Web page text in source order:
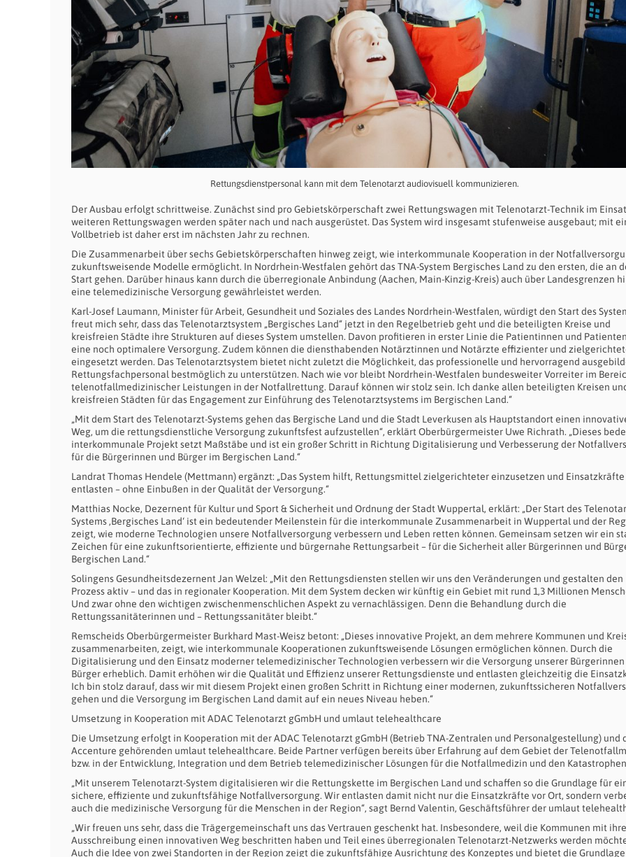
Rettungsdienstpersonal kann mit dem Telenotarzt audiovisuell kommunizieren.
Der Ausbau erfolgt schrittweise. Zunächst sind pro Gebietskörperschaft zwei Rettungswagen mit Telenotarzt-Technik im
weiteren Rettungswagen werden später nach und nach ausgerüstet. Das System wird insgesamt stufenweise ausgebaut; mit
Vollbetrieb ist daher erst im nächsten Jahr zu rechnen.
Die Zusammenarbeit über sechs Gebietskörperschaften hinweg zeigt, wie interkommunale Kooperation in der
zukunftsweisende Modelle ermöglicht. In Nordrhein-Westfalen gehört das TNA-System Bergisches Land zu den ersten, die an
Start gehen. Darüber hinaus kann durch die überregionale Anbindung (Aachen, Main-Kinzig-Kreis) auch über Landesgrenzen
eine telemedizinische Versorgung gewährleistet werden.
Karl-Josef Laumann, Minister für Arbeit, Gesundheit und Soziales des Landes Nordrhein-Westfalen, würdigt den Start des
freut mich sehr, dass das Telenotarztsystem „Bergisches Land“ jetzt in den Regelbetrieb geht und die beteiligten Kreise und
kreisfreien Städte ihre Strukturen auf dieses System umstellen. Davon profitieren in erster Linie die Patientinnen und
eine noch optimalere Versorgung. Zudem können die diensthabenden Notärztinnen und Notärzte effizienter und
eingesetzt werden. Das Telenotarztsystem bietet nicht zuletzt die Möglichkeit, das professionelle und hervorragend
Rettungsfachpersonal bestmöglich zu unterstützen. Nach wie vor bleibt Nordrhein-Westfalen bundesweiter Vorreiter im
telenotfallmedizinischer Leistungen in der Notfallrettung. Darauf können wir stolz sein. Ich danke allen beteiligten Kreisen
kreisfreien Städten für das Engagement zur Einführung des Telenotarztsystems im Bergischen Land.“
„Mit dem Start des Telenotarzt-Systems gehen das Bergische Land und die Stadt Leverkusen als Hauptstandort einen
Weg, um die rettungsdienstliche Versorgung zukunftsfest aufzustellen“, erklärt Oberbürgermeister Uwe Richrath. „Dieses
interkommunale Projekt setzt Maßstäbe und ist ein großer Schritt in Richtung Digitalisierung und Verbesserung der
für die Bürgerinnen und Bürger im Bergischen Land.“
Landrat Thomas Hendele (Mettmann) ergänzt: „Das System hilft, Rettungsmittel zielgerichteter einzusetzen und Einsatzkräfte
entlasten – ohne Einbußen in der Qualität der Versorgung.“
Matthias Nocke, Dezernent für Kultur und Sport & Sicherheit und Ordnung der Stadt Wuppertal, erklärt: „Der Start des
Systems ‚Bergisches Land‘ ist ein bedeutender Meilenstein für die interkommunale Zusammenarbeit in Wuppertal und der
zeigt, wie moderne Technologien unsere Notfallversorgung verbessern und Leben retten können. Gemeinsam setzen wir ein
Zeichen für eine zukunftsorientierte, effiziente und bürgernahe Rettungsarbeit – für die Sicherheit aller Bürgerinnen und
Bergischen Land.“
Solingens Gesundheitsdezernent Jan Welzel: „Mit den Rettungsdiensten stellen wir uns den Veränderungen und gestalten den
Prozess aktiv – und das in regionaler Kooperation. Mit dem System decken wir künftig ein Gebiet mit rund 1,3 Millionen
Und zwar ohne den wichtigen zwischenmenschlichen Aspekt zu vernachlässigen. Denn die Behandlung durch die
Rettungssanitäterinnen und – Rettungssanitäter bleibt.“
Remscheids Oberbürgermeister Burkhard Mast-Weisz betont: „Dieses innovative Projekt, an dem mehrere Kommunen und
zusammenarbeiten, zeigt, wie interkommunale Kooperationen zukunftsweisende Lösungen ermöglichen können. Durch die
Digitalisierung und den Einsatz moderner telemedizinischer Technologien verbessern wir die Versorgung unserer
Bürger erheblich. Damit erhöhen wir die Qualität und Effizienz unserer Rettungsdienste und entlasten gleichzeitig die
Ich bin stolz darauf, dass wir mit diesem Projekt einen großen Schritt in Richtung einer modernen, zukunftssicheren
gehen und die Versorgung im Bergischen Land damit auf ein neues Niveau heben.“
Umsetzung in Kooperation mit ADAC Telenotarzt gGmbH und umlaut telehealthcare
Die Umsetzung erfolgt in Kooperation mit der ADAC Telenotarzt gGmbH (Betrieb TNA-Zentralen und Personalgestellung) und
Accenture gehörenden umlaut telehealthcare. Beide Partner verfügen bereits über Erfahrung auf dem Gebiet der
bzw. in der Entwicklung, Integration und dem Betrieb telemedizinischer Lösungen für die Notfallmedizin und den
„Mit unserem Telenotarzt-System digitalisieren wir die Rettungskette im Bergischen Land und schaffen so die Grundlage für
sichere, effiziente und zukunftsfähige Notfallversorgung. Wir entlasten damit nicht nur die Einsatzkräfte vor Ort, sondern
auch die medizinische Versorgung für die Menschen in der Region“, sagt Bernd Valentin, Geschäftsführer der umlaut
„Wir freuen uns sehr, dass die Trägergemeinschaft uns das Vertrauen geschenkt hat. Insbesondere, weil die Kommunen mit
Ausschreibung einen innovativen Weg beschritten haben und Teil eines überregionalen Telenotarzt-Netzwerks werden
Auch die Idee von zwei Standorten in der Region zeigt die zukunftsfähige Ausrichtung des Konzeptes und bietet die